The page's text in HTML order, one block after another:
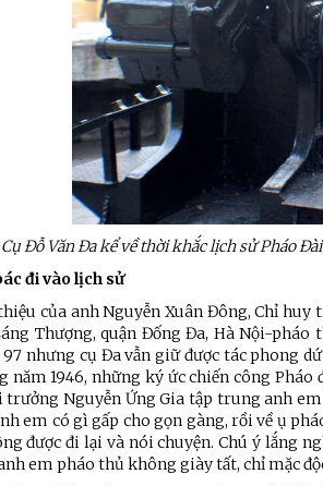
Cụ Đỗ Văn Đa kể về thời khắc lịch sử Pháo
đi vào lịch sử
của anh Nguyễn Xuân Đông, Chỉ huy
Thượng, quận Đống Đa, Hà Nội-pháo
nhưng cụ Đa vẫn giữ được tác phong
năm 1946, những ký ức chiến công Pháo
Nguyễn Ứng Gia tập trung anh
em có gì gấp cho gọn gàng, rồi về ụ
được đi lại và nói chuyện. Chú ý lắng
em pháo thủ không giày tất, chỉ mặc